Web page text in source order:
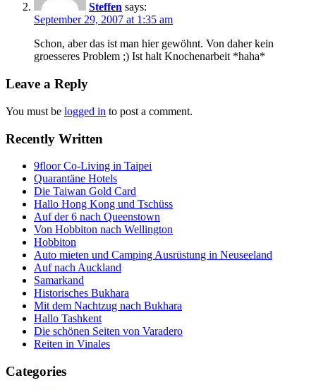
Steffen says:
September 29, 2007 at 1:35 am
Schon, aber das ist man hier gewöhnt. Von daher kein
groesseres Problem ;) Ist halt Knochenarbeit *haha*
Leave a Reply
You must be logged in to post a comment.
Recently Written
9floor Co-Living in Taipei
Quarantäne Hotels
Die Taiwan Gold Card
Hallo Hong Kong und Tschüss
Auf der 6 nach Queenstown
Von Hobbiton nach Wellington
Hobbiton
Auto mieten und Camping Ausrüstung in Neuseeland
Auf nach Auckland
Samarkand
Historisches Bukhara
Mit dem Nachtzug nach Bukhara
Hallo Tashkent
Die schönen Seiten von Varadero
Reiten in Vinales
Categories